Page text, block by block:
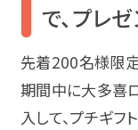
で、プレゼ
先着200名様限定
期間中に大多喜
入して、プチギフ